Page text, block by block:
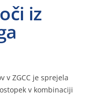
iz
v ZGCC je sprejela
v kombinaciji